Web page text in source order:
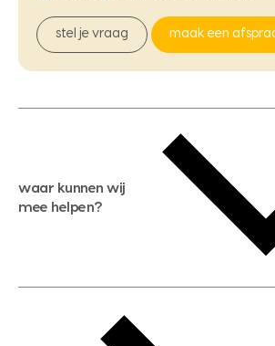
stel je vraag maak een
waar kunnen wij
mee helpen?
gratis zoekservice